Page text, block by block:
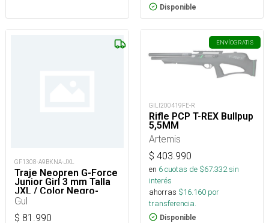
Disponible
GF1308-A9BKNA-JXL
Traje Neopren G-Force
Junior Girl 3 mm Talla
JXL / Color Negro-
Rosado
Gul
$ 81.990
ENVÍOGRATIS
GILI200419FE-R
Rifle PCP T-REX Bullpup
5,5MM
Artemis
$ 403.990
en 6cuotas de $67.332sin
interés
ahorras $16.160 por
transferencia.
Disponible